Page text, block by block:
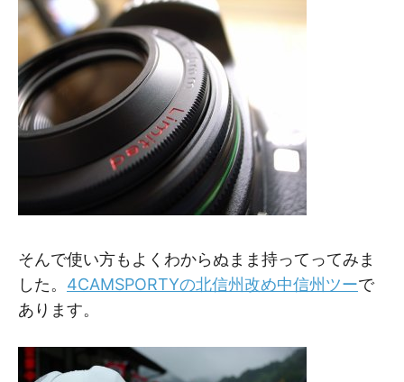
そんで使い方もよくわからぬまま持ってってみま
した。 4CAMSPORTYの北信州改め中信州ツーで
あります。